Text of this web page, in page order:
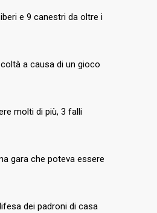
e 9 canestri da oltre i
a causa di un gioco
molti di più, 3 falli
gara che poteva essere
dei padroni di casa